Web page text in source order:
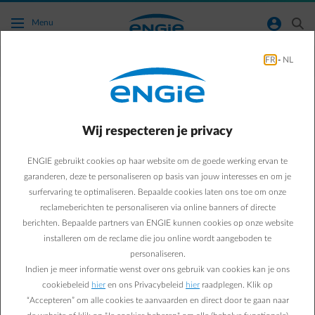
Ga naar de hoofdinhoud
Menu normal-account-circle search
Zonnepanelen
Een batterij toevoegen
aan je zonnepanelen?
Klinkt goed, maar welke
omvormer(s) heb je nodig?
Energie-expert bij ENGIE
29/04/2022· 1 min
FR - NL
Wij respecteren je privacy
ENGIE gebruikt cookies op haar website om de goede werking ervan te
garanderen, deze te personaliseren op basis van jouw interesses en om je
surfervaring te optimaliseren. Bepaalde cookies laten ons toe om onze
reclameberichten te personaliseren via online banners of directe
berichten. Bepaalde partners van ENGIE kunnen cookies op onze website
installeren om de reclame die jou online wordt aangeboden te
personaliseren.
Indien je meer informatie wenst over ons gebruik van cookies kan je ons
cookiebeleid hier en ons Privacybeleid hier raadplegen. Klik op
“Accepteren” om alle cookies te aanvaarden en direct door te gaan naar